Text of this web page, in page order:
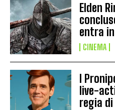
Elden
entra
CINEMA
I
live-
regia